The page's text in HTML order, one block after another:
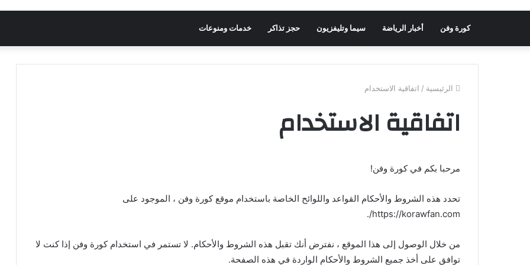
كورة وفن أخبار الرياضة سيما وتليفزيون حجز تذاكر خدمات ومنوعات
الرئيسية / اتفاقية الاستخدام
اتفاقية الاستخدام
مرحبا بكم في كورة وفن!
تحدد هذه الشروط والأحكام القواعد واللوائح الخاصة باستخدام موقع كورة وفن ، الموجود على
https://korawfan.com/.
من خلال الوصول إلى هذا الموقع ، نفترض أنك تقبل هذه الشروط والأحكام. لا تستمر في استخدام كورة وفن إذا كنت لا
توافق على أخذ جميع الشروط والأحكام الواردة في هذه الصفحة.